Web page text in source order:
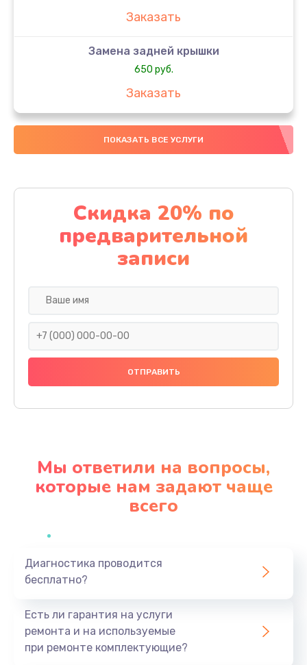
Заказать
Замена задней крышки
650 руб.
Заказать
Замена аккумулятора
4000 руб.
Замена материнской платы
1100 руб.
Заказать
Замена праймера
1000 руб.
Заказать
Профилактическая чистка
Заказать
ПОКАЗАТЬ ВСЕ УСЛУГИ
Скидка 20% по
предварительной
записи
Мы ответили на вопросы,
которые нам задают чаще
всего
Диагностика проводится
бесплатно?
Есть ли гарантия на услуги
ремонта и на используемые
при ремонте комплектующие?